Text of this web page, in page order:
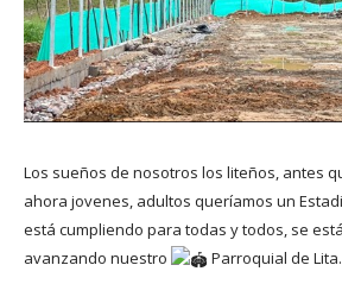
Los sueños de nosotros los liteños, antes
ahora jovenes, adultos queríamos un
está cumpliendo para todas y todos, se
avanzando nuestro
Parroquial de Lita.